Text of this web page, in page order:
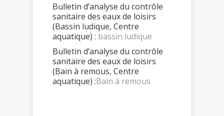
Bulletin d’analyse du contrôle
sanitaire des eaux de loisirs
(Bassin ludique, Centre
aquatique) : bassin ludique
Bulletin d’analyse du contrôle
sanitaire des eaux de loisirs
(Bain à remous, Centre
aquatique) :Bain à remous